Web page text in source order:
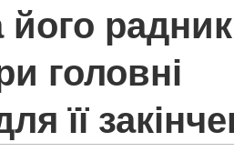
його радник
головні
її